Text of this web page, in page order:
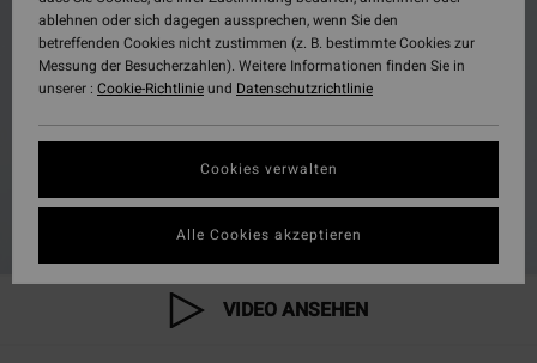
VIDEO ANSEHEN
ablehnen oder sich dagegen aussprechen, wenn Sie den
betreffenden Cookies nicht zustimmen (z. B. bestimmte Cookies zur
Messung der Besucherzahlen). Weitere Informationen finden Sie in
unserer : Cookie-Richtlinieund Datenschutzrichtlinie
Cookies verwalten
Alle Cookies akzeptieren